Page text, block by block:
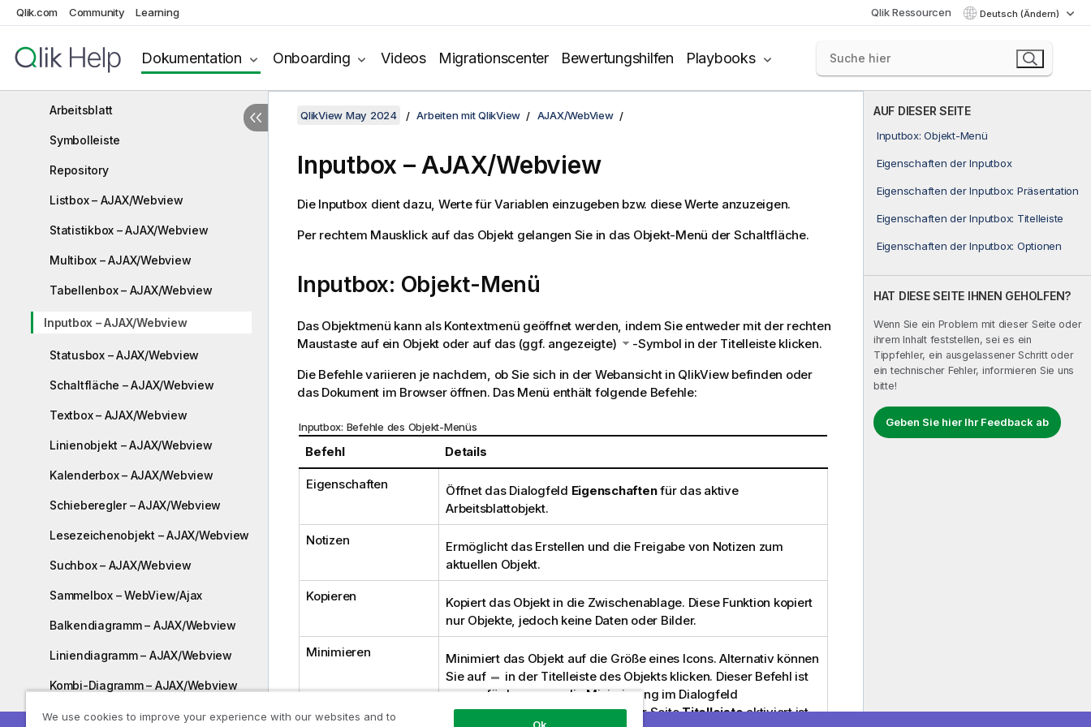
Qlik.com Community Learning Qlik Ressourcen Deutsch (Ändern)
Dokumentation Onboarding Videos Migrationscenter Bewertungshilfen Playbooks
in AccessPoint
Arbeitsblatt
Symbolleiste
Repository
Listbox – AJAX/Webview
Statistikbox – AJAX/Webview
Multibox – AJAX/Webview
Tabellenbox – AJAX/Webview
Inputbox – AJAX/Webview
Statusbox – AJAX/Webview
Schaltfläche – AJAX/Webview
Textbox – AJAX/Webview
Linienobjekt – AJAX/Webview
Kalenderbox – AJAX/Webview
Schieberegler – AJAX/Webview
Lesezeichenobjekt – AJAX/Webview
Suchbox – AJAX/Webview
Sammelbox – WebView/Ajax
Balkendiagramm – AJAX/Webview
Liniendiagramm – AJAX/Webview
Kombi-Diagramm – AJAX/Webview
Netzdiagramm – AJAX/Webview
AUF DIESER SEITE
Inputbox: Objekt-Menü
Eigenschaften der Inputbox
Eigenschaften der Inputbox: Präsentation
Eigenschaften der Inputbox: Titelleiste
Eigenschaften der Inputbox: Optionen
HAT DIESE SEITE IHNEN GEHOLFEN?
Wenn Sie ein Problem mit dieser Seite oder
ihrem Inhalt feststellen, sei es ein
Tippfehler, ein ausgelassener Schritt oder
ein technischer Fehler, informieren Sie uns
bitte!
Geben Sie hier Ihr Feedback ab
QlikView May 2024 Arbeiten mit QlikView AJAX/WebView
Inputbox – AJAX/Webview
Die Inputbox dient dazu, Werte für Variablen einzugeben bzw. diese Werte anzuzeigen.
Per rechtem Mausklick auf das Objekt gelangen Sie in das Objekt-Menü der Schaltfläche.
Inputbox: Objekt-Menü
Das Objektmenü kann als Kontextmenü geöffnet werden, indem Sie entweder mit der rechten
Maustaste auf ein Objekt oder auf das (ggf. angezeigte)
-Symbol in der Titelleiste klicken.
Die Befehle variieren je nachdem, ob Sie sich in der Webansicht in QlikView befinden oder
das Dokument im Browser öffnen. Das Menü enthält folgende Befehle:
Inputbox: Befehle des Objekt-Menüs
Befehl Details
Eigenschaften Öffnet das Dialogfeld Eigenschaftenfür das aktive
Arbeitsblattobjekt.
Notizen
Ermöglicht das Erstellen und die Freigabe von Notizen zum
aktuellen Objekt.
Kopieren
Kopiert das Objekt in die Zwischenablage. Diese Funktion kopiert
nur Objekte, jedoch keine Daten oder Bilder.
Minimieren
Minimiert das Objekt auf die Größe eines Icons. Alternativ können
Sie auf
in der Titelleiste des Objekts klicken. Dieser Befehl ist
nur verfügbar, wenn die Minimierung im Dialogfeld
Eigenschaftendes Objekts auf der SeiteTitelleisteaktiviert ist.
We use cookies to improve your experience with our websites and to